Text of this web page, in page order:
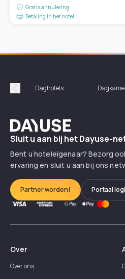
Gratis annulering
Betaling in het hotel
Précédent
Daghotels
Dayuse
Sluit u aan bij het Dayuse-
Bent u hoteleigenaar? Bezorg
ervaring en sluit u aan bij ons
Partner worden! Portaal
Over
Over ons